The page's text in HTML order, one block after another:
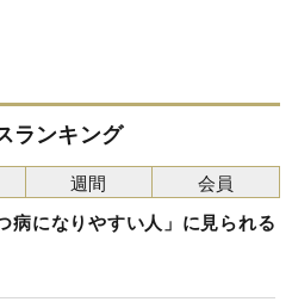
ランキング
病になりやすい人」に見られる
週間 会員